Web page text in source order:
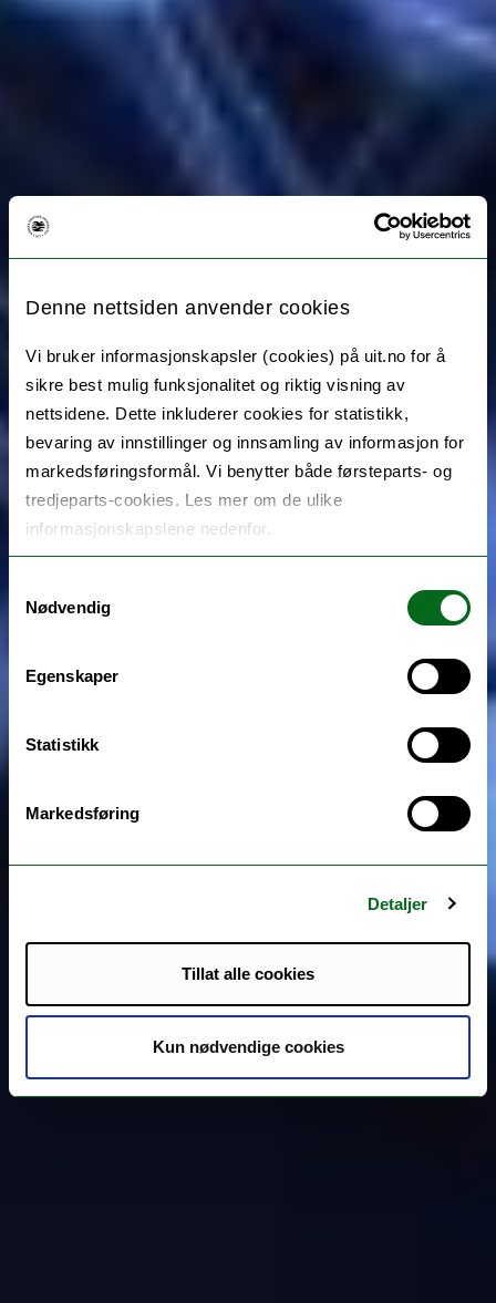
Denne nettsiden anvender cookies
Vi bruker informasjonskapsler (cookies) på uit.no for å
sikre best mulig funksjonalitet og riktig visning av
nettsidene. Dette inkluderer cookies for statistikk,
bevaring av innstillinger og innsamling av informasjon for
markedsføringsformål. Vi benytter både førsteparts- og
tredjeparts-cookies. Les mer om de ulike
informasjonskapslene nedenfor.
Nødvendig
Egenskaper
Statistikk
Markedsføring
Detaljer
Tillat alle cookies
Kun nødvendige cookies